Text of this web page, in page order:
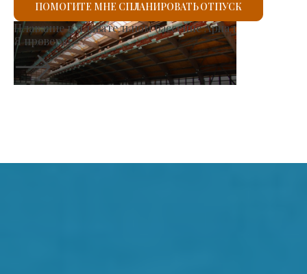
ПОМОГИТЕ МНЕ СПЛАНИРОВАТЬ ОТПУСК
производителей
проверю.